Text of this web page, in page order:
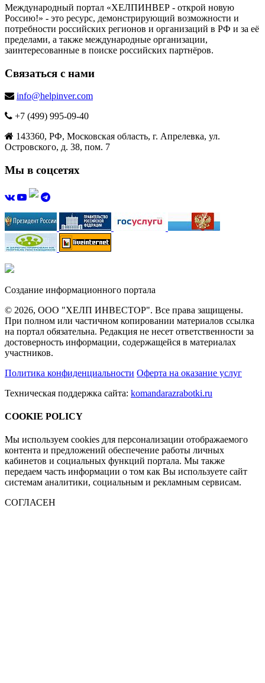
Международный портал «ХЕЛПИНВЕР - открой новую
Россию!» - это ресурс, демонстрирующий возможности и
потребности российских регионов и организаций в РФ и за её
пределами, а также международные организации,
заинтересованные в поиске российских партнёров.
Связаться с нами
info@helpinver.com
+7 (499) 995-09-40
143360, РФ, Московская область, г. Апрелевка, ул.
Островского, д. 38, пом. 7
Мы в соцсетях
Создание информационного портала
© 2026, ООО "ХЕЛП ИНВЕСТОР". Все права защищены.
При полном или частичном копировании материалов ссылка
на портал обязательна. Редакция не несет ответственности за
достоверность информации, содержащейся в материалах
участников.
Политика конфиденциальности Оферта на оказание услуг
Техническая поддержка сайта: komandarazrabotki.ru
COOKIE POLICY
Мы используем cookies для персонализации отображаемого
контента и предложений обеспечение работы личных
кабинетов и социальных функций портала. Мы также
передаем часть информации о том как Вы используете сайт
системам аналитики, социальным и рекламным сервисам.
СОГЛАСЕН